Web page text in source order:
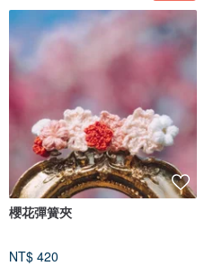
櫻花彈簧夾
NT$ 420